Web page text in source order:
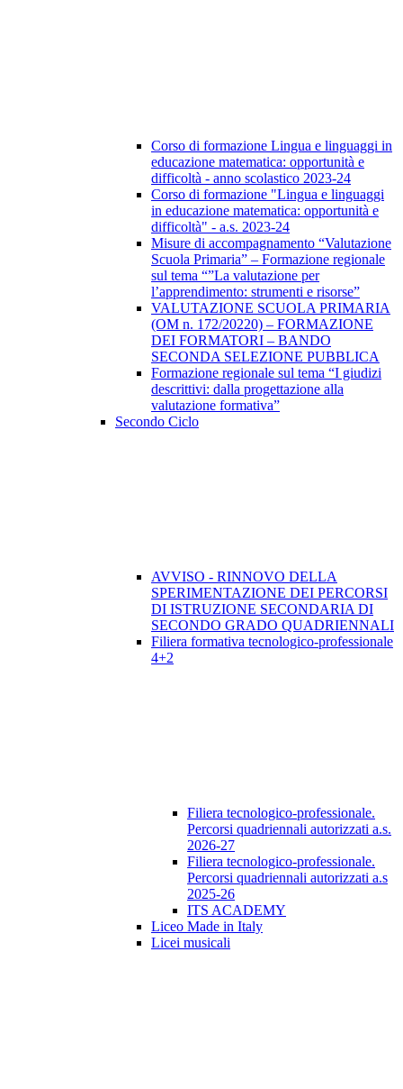
Corso di formazione Lingua e linguaggi in
educazione matematica: opportunità e
difficoltà - anno scolastico 2023-24
Corso di formazione "Lingua e linguaggi
in educazione matematica: opportunità e
difficoltà" - a.s. 2023-24
Misure di accompagnamento “Valutazione
Scuola Primaria” – Formazione regionale
sul tema “”La valutazione per
l’apprendimento: strumenti e risorse”
VALUTAZIONE SCUOLA PRIMARIA
(OM n. 172/20220) – FORMAZIONE
DEI FORMATORI – BANDO
SECONDA SELEZIONE PUBBLICA
Formazione regionale sul tema “I giudizi
descrittivi: dalla progettazione alla
valutazione formativa”
Secondo Ciclo
AVVISO - RINNOVO DELLA
SPERIMENTAZIONE DEI PERCORSI
DI ISTRUZIONE SECONDARIA DI
SECONDO GRADO QUADRIENNALI
Filiera formativa tecnologico-professionale
4+2
Filiera tecnologico-professionale.
Percorsi quadriennali autorizzati a.s.
2026-27
Filiera tecnologico-professionale.
Percorsi quadriennali autorizzati a.s
2025-26
ITS ACADEMY
Liceo Made in Italy
Licei musicali